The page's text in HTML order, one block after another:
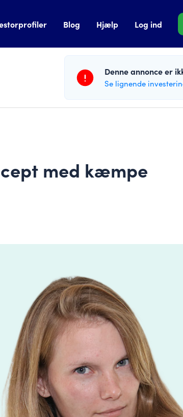
Blog Hjælp Log ind
Denne annonce er
Se lignende
med kæmpe